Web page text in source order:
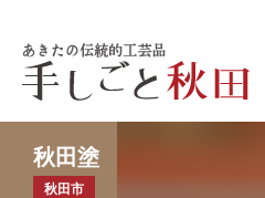
秋田塗
秋田市